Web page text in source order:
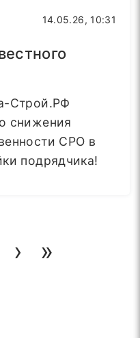
14.05.26, 10:31
Строй.РФ
снижения
СРО в
подрядчика!
› »